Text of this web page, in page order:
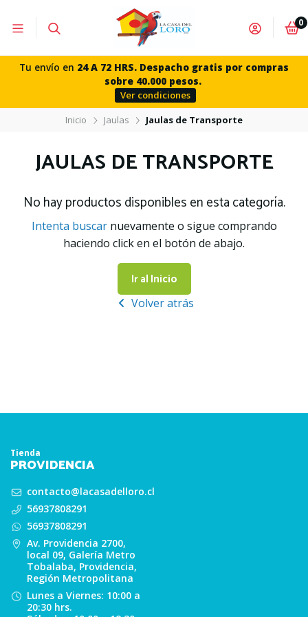
0
Tu envío en 24 A 72 HRS. Despacho gratis por compras
sobre 40.000 pesos.
Ver condiciones
Inicio
Jaulas Jaulas de Transporte
JAULAS DE TRANSPORTE
No hay productos disponibles en esta categoría.
Intenta buscarnuevamente o sigue comprando
haciendo click en el botón de abajo.
Ir al Inicio
Volver atrás
Tienda
PROVIDENCIA
contacto@lacasadelloro.cl
56937808291
56937808291
Av. Providencia 2700,
local 09, Galería Metro
Tobalaba, Providencia,
Región Metropolitana
Lunes a Viernes: 10:00 a
20:30 hrs.